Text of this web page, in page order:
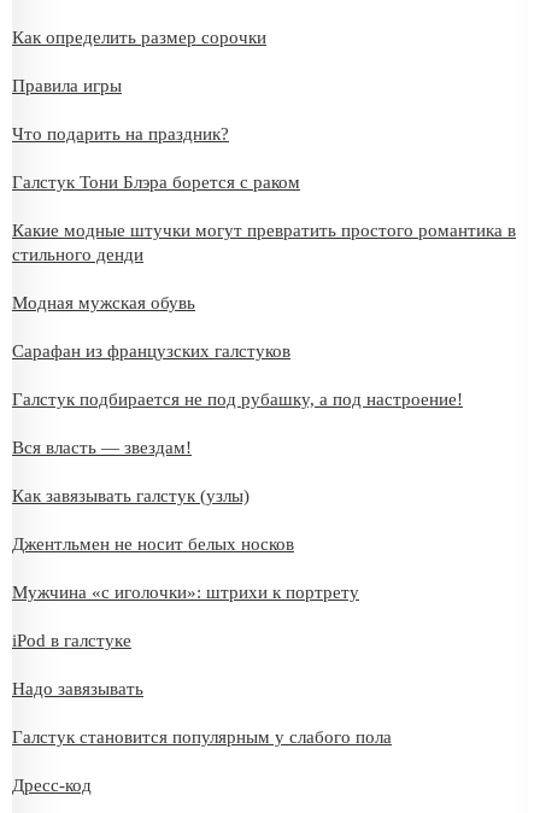
Как определить размер сорочки
Правила игры
Что подарить на праздник?
Галстук Тони Блэра борется с раком
Какие модные штучки могут превратить простого романтика в
стильного денди
Модная мужская обувь
Сарафан из французских галстуков
Галстук подбирается не под рубашку, а под настроение!
Вся власть — звездам!
Как завязывать галстук (узлы)
Джентльмен не носит белых носков
Мужчина «с иголочки»: штрихи к портрету
iPod в галстуке
Надо завязывать
Галстук становится популярным у слабого пола
Дресс-код